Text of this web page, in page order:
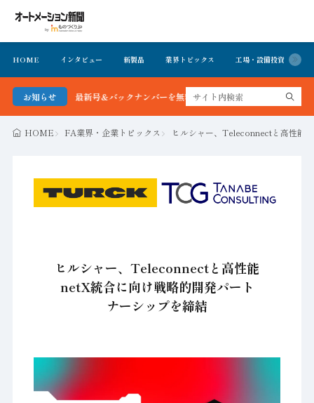
HOME インタビュー 新製品 業界トピックス 工場・設備投資
お知らせ
ン新聞 最新号＆バックナンバーを無料で公開中 詳細はこちら
HOME FA業界・企業トピックス ヒルシャー、Teleconnectと高性能
ヒルシャー、Teleconnectと高性能
netX統合に向け戦略的開発パート
ナーシップを締結